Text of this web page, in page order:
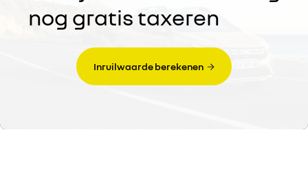
nog gratis taxeren
Inruilwaarde berekenen